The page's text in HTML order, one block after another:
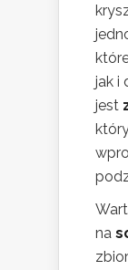
jak i
jest
na